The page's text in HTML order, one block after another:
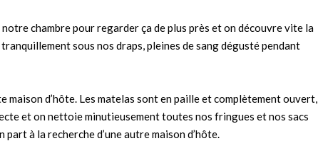
chambre pour regarder ça de plus près et on découvre vite la
sous nos draps, pleines de sang dégusté pendant
maison d’hôte. Les matelas sont en paille et complètement ouvert,
et on nettoie minutieusement toutes nos fringues et nos sacs
à la recherche d’une autre maison d’hôte.